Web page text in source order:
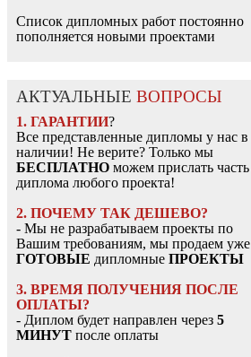
Список дипломных работ постоянно
пополняется новыми проектами
АКТУАЛЬНЫЕ ВОПРОСЫ
1. ГАРАНТИИ?
Все представленные дипломы у нас в
наличии! Не верите? Только мы
БЕСПЛАТНО можем прислать часть
диплома любого проекта!
2. ПОЧЕМУ ТАК ДЕШЕВО?
- Мы не разрабатываем проекты по
Вашим требованиям, мы продаем уже
ГОТОВЫЕ дипломные ПРОЕКТЫ
3. ВРЕМЯ ПОЛУЧЕНИЯ ПОСЛЕ
ОПЛАТЫ?
- Диплом будет направлен через 5
МИНУТ после оплаты